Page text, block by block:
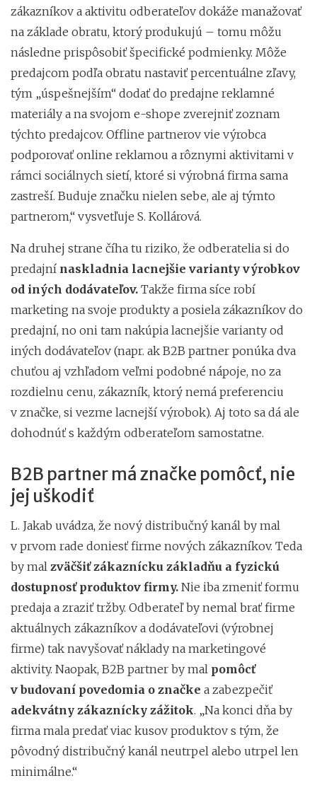
zákazníkov a aktivitu odberateľov dokáže manažovať
na základe obratu, ktorý produkujú – tomu môžu
následne prispôsobiť špecifické podmienky. Môže
predajcom podľa obratu nastaviť percentuálne zľavy,
tým „úspešnejším“ dodať do predajne reklamné
materiály a na svojom e-shope zverejniť zoznam
týchto predajcov. Offline partnerov vie výrobca
podporovať online reklamou a rôznymi aktivitami v
rámci sociálnych sietí, ktoré si výrobná firma sama
zastreší. Buduje značku nielen sebe, ale aj týmto
partnerom,“ vysvetľuje S. Kollárová.
Na druhej strane číha tu riziko, že odberatelia si do
predajní naskladnia lacnejšie varianty výrobkov
od iných dodávateľov. Takže firma síce robí
marketing na svoje produkty a posiela zákazníkov do
predajní, no oni tam nakúpia lacnejšie varianty od
iných dodávateľov (napr. ak B2B partner ponúka dva
chuťou aj vzhľadom veľmi podobné nápoje, no za
rozdielnu cenu, zákazník, ktorý nemá preferenciu
v značke, si vezme lacnejší výrobok). Aj toto sa dá ale
dohodnúť s každým odberateľom samostatne.
B2B partner má značke pomôcť, nie
jej uškodiť
L. Jakab uvádza, že nový distribučný kanál by mal
v prvom rade doniesť firme nových zákazníkov. Teda
by mal zväčšiť zákaznícku základňu a fyzickú
dostupnosť produktov firmy. Nie iba zmeniť formu
predaja a zraziť tržby. Odberateľ by nemal brať firme
aktuálnych zákazníkov a dodávateľovi (výrobnej
firme) tak navyšovať náklady na marketingové
aktivity. Naopak, B2B partner by mal pomôcť
v budovaní povedomia o značke a zabezpečiť
adekvátny zákaznícky zážitok. „Na konci dňa by
firma mala predať viac kusov produktov s tým, že
pôvodný distribučný kanál neutrpel alebo utrpel len
minimálne.“